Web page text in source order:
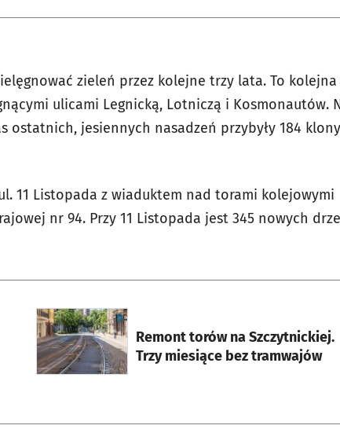
zieleń przez kolejne trzy lata. To kolejna
ulicami Legnicką, Lotniczą i Kosmonautów.
jesiennych nasadzeń przybyły 184 klony
11 Listopada z wiaduktem nad torami kolejowymi
nr 94. Przy 11 Listopada jest 345 nowych
Remont torów na Szczytnickiej.
Trzy miesiące bez tramwajów
otworzy się w nowej karcie